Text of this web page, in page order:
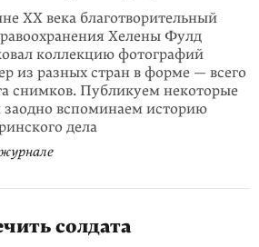
XX века благотворительный
Хелены Фулд
коллекцию фотографий
из разных стран в форме — всего
снимков. Публикуем некоторые
заодно вспоминаем историю
дела
солдата